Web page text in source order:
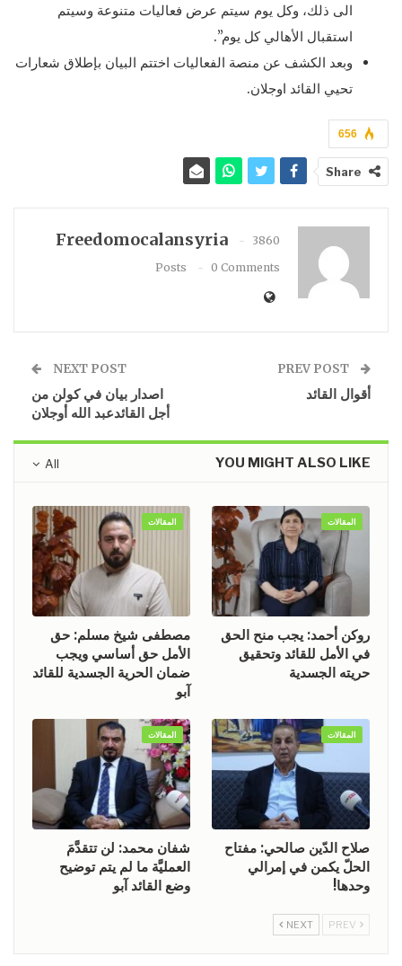
الى ذلك، وكل يوم سيتم عرض فعاليات متنوعة وسيتم
استقبال الأهالي كل يوم”.
وبعد الكشف عن منصة الفعاليات اختتم البيان بإطلاق شعارات
تحيي القائد اوجلان.
656
Share
Freedomocalansyria
3860
Posts
0 Comments
أقوال القائد
NEXT POST
اصدار بيان في كولن من
أجل القائدعبد الله أوجلان
All YOU MIGHT ALSO LIKE
المقالات
روكن أحمد: يجب منح الحق
في الأمل للقائد وتحقيق
حريته الجسدية
المقالات
مصطفى شيخ مسلم: حق
الأمل حق أساسي ويجب
ضمان الحرية الجسدية للقائد
آبو
المقالات
صلاح الدّين صالحي: مفتاح
الحلّ يكمن في إمرالي
وحدها!
المقالات
شفان محمد: لن تتقدَّمَ
العمليَّة ما لم يتم توضيح
وضع القائد آبو
NEXT